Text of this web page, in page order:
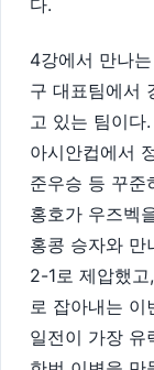
다.
4강에서 만나
구 대표팀에서
고 있는 팀이
아시안컵에서
준우승 등 꾸준
홍호가 우즈벡
홍콩 승자와 만
2-1로 제압했
로 잡아내는
일전이 가장 유